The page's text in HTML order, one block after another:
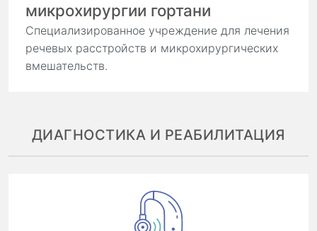
микрохирургии гортани
Специализированное учреждение для лечения
речевых расстройств и микрохирургических
вмешательств.
ДИАГНОСТИКА И РЕАБИЛИТАЦИЯ